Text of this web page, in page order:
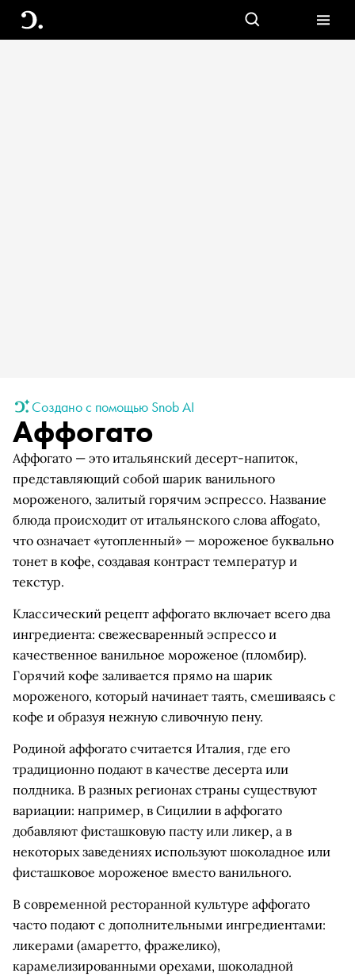
Создано с помощью Snob AI
Аффогато
Аффогато — это итальянский десерт-напиток,
представляющий собой шарик ванильного
мороженого, залитый горячим эспрессо. Название
блюда происходит от итальянского слова affogato,
что означает «утопленный» — мороженое буквально
тонет в кофе, создавая контраст температур и
текстур.
Классический рецепт аффогато включает всего два
ингредиента: свежесваренный эспрессо и
качественное ванильное мороженое (пломбир).
Горячий кофе заливается прямо на шарик
мороженого, который начинает таять, смешиваясь с
кофе и образуя нежную сливочную пену.
Родиной аффогато считается Италия, где его
традиционно подают в качестве десерта или
полдника. В разных регионах страны существуют
вариации: например, в Сицилии в аффогато
добавляют фисташковую пасту или ликер, а в
некоторых заведениях используют шоколадное или
фисташковое мороженое вместо ванильного.
В современной ресторанной культуре аффогато
часто подают с дополнительными ингредиентами:
ликерами (амаретто, фражелико),
карамелизированными орехами, шоколадной